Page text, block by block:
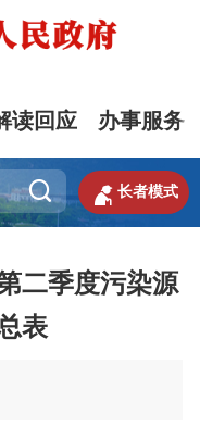
读回应 办事服务
  长者模式
二季度污染源
表